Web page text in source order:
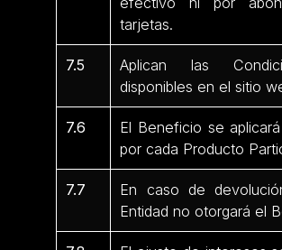
tarjetas.
7.5
Aplican las
disponibles en el sitio
7.6
El Beneficio se
por cada Producto
7.7
En caso de
Entidad no otorgará el